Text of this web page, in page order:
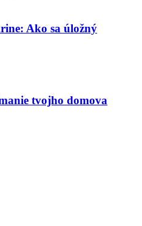
Ako sa úložný
tvojho domova